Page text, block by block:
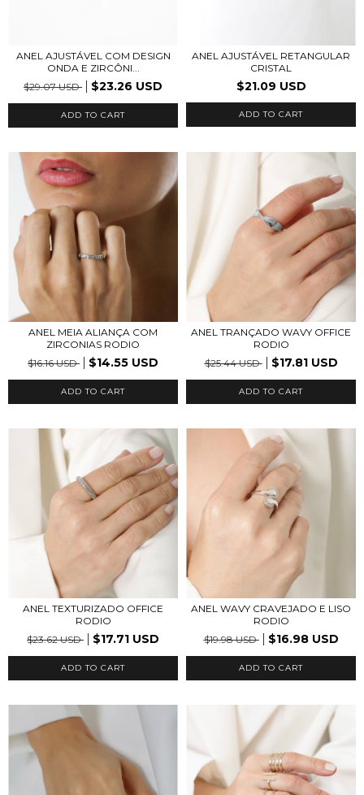
ANEL AJUSTÁVEL COM DESIGN
ONDA E ZIRCÔNI...
$29.07 USD
$23.26 USD
ADD TO CART
ANEL AJUSTÁVEL RETANGULAR
CRISTAL
$21.09 USD
ADD TO CART
ANEL MEIA ALIANÇA COM
ZIRCONIAS RODIO
$16.16 USD
$14.55 USD
ADD TO CART
ANEL TRANÇADO WAVY OFFICE
RODIO
$25.44 USD
$17.81 USD
ADD TO CART
ANEL TEXTURIZADO OFFICE
RODIO
$23.62 USD
$17.71 USD
ADD TO CART
ANEL WAVY CRAVEJADO E LISO
RODIO
$19.98 USD
$16.98 USD
ADD TO CART